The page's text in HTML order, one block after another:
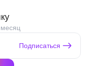
месяц
Подписаться